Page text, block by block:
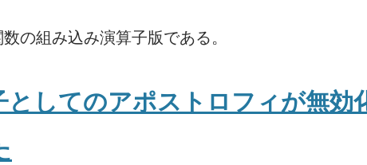
の組み込み演算子版である。
してのアポストロフィが無効